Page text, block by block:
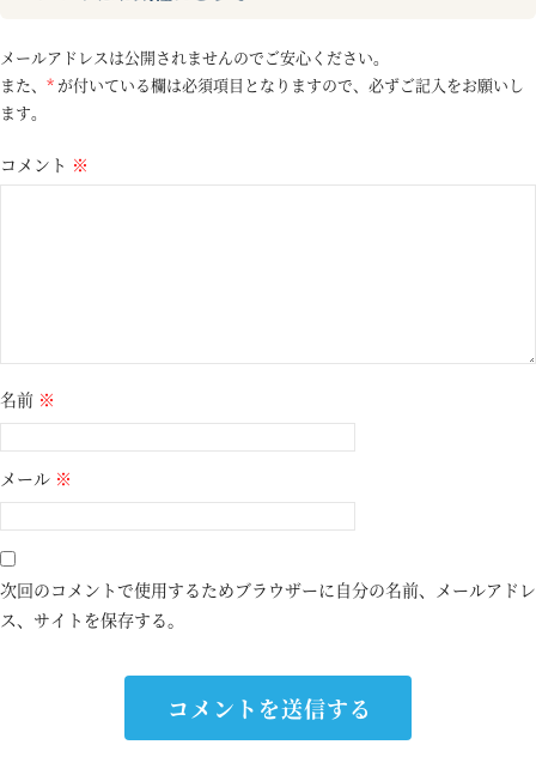
メールアドレスは公開されませんのでご安心ください。
また、 * が付いている欄は必須項目となりますので、必ずご記入をお願いし
ます。
コメント ※
名前 ※
メール ※
次回のコメントで使用するためブラウザーに自分の名前、メールアドレ
ス、サイトを保存する。